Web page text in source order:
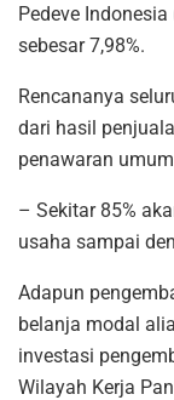
Pedeve
sebesar 7,98%.
Rencananya
dari hasil
penawaran
– Sekitar 85%
usaha sampai
Adapun
belanja modal
investasi
Wilayah Kerja